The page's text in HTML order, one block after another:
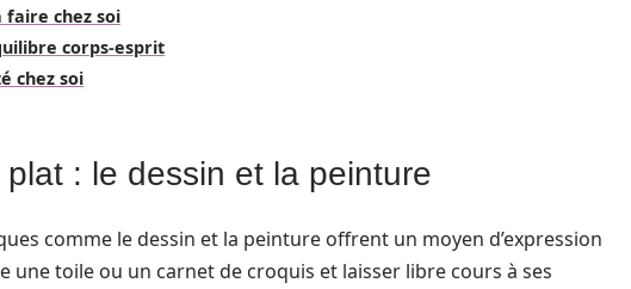
faire chez soi
corps-esprit
chez soi
: le dessin et la peinture
comme le dessin et la peinture offrent un moyen d’expression
une toile ou un carnet de croquis et laisser libre cours à ses